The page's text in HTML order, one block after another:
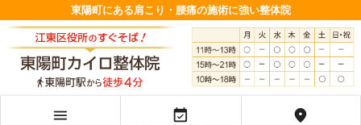
東陽町にある肩こり・腰痛の施術に強い整体院
menu event_available location_on